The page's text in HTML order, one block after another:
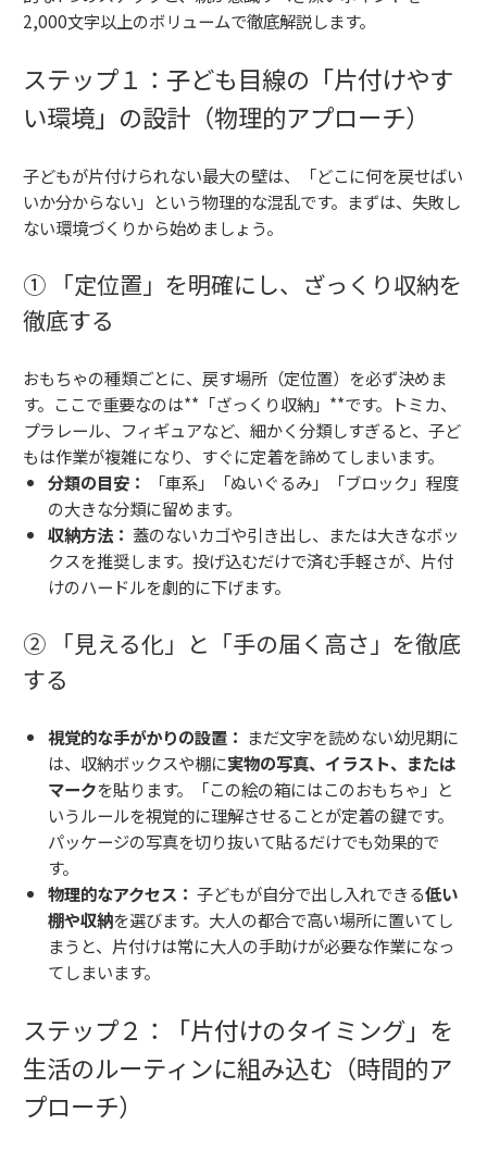
2,000文字以上のボリュームで徹底解説します。
ステップ１：子ども目線の「片付けやす
い環境」の設計（物理的アプローチ）
子どもが片付けられない最大の壁は、「どこに何を戻せばい
いか分からない」という物理的な混乱です。まずは、失敗し
ない環境づくりから始めましょう。
① 「定位置」を明確にし、ざっくり収納を
徹底する
おもちゃの種類ごとに、戻す場所（定位置）を必ず決めま
す。ここで重要なのは**「ざっくり収納」**です。トミカ、
プラレール、フィギュアなど、細かく分類しすぎると、子ど
もは作業が複雑になり、すぐに定着を諦めてしまいます。
分類の目安：
「車系」「ぬいぐるみ」「ブロック」程度
の大きな分類に留めます。
収納方法： 蓋のないカゴや引き出し、または大きなボッ
クスを推奨します。投げ込むだけで済む手軽さが、片付
けのハードルを劇的に下げます。
② 「見える化」と「手の届く高さ」を徹底
する
視覚的な手がかりの設置： まだ文字を読めない幼児期に
は、収納ボックスや棚に実物の写真、イラスト、または
マークを貼ります。「この絵の箱にはこのおもちゃ」と
いうルールを視覚的に理解させることが定着の鍵です。
パッケージの写真を切り抜いて貼るだけでも効果的で
す。
物理的なアクセス： 子どもが自分で出し入れできる低い
棚や収納を選びます。大人の都合で高い場所に置いてし
まうと、片付けは常に大人の手助けが必要な作業になっ
てしまいます。
ステップ２：「片付けのタイミング」を
生活のルーティンに組み込む（時間的ア
プローチ）